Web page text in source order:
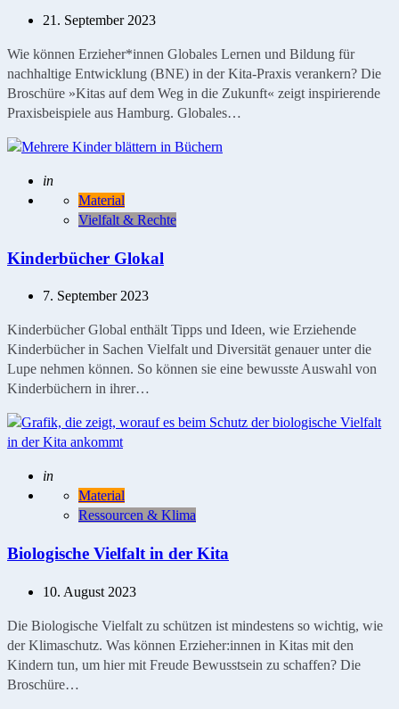
21. September 2023
Wie können Erzieher*innen Globales Lernen und Bildung für
nachhaltige Entwicklung (BNE) in der Kita-Praxis verankern? Die
Broschüre »Kitas auf dem Weg in die Zukunft« zeigt inspirierende
Praxisbeispiele aus Hamburg. Globales…
Geschrieben
in
Material
Vielfalt & Rechte
Kinderbücher Glokal
7. September 2023
Kinderbücher Global enthält Tipps und Ideen, wie Erziehende
Kinderbücher in Sachen Vielfalt und Diversität genauer unter die
Lupe nehmen können. So können sie eine bewusste Auswahl von
Kinderbüchern in ihrer…
Geschrieben
in
Material
Ressourcen & Klima
Biologische Vielfalt in der Kita
10. August 2023
Die Biologische Vielfalt zu schützen ist mindestens so wichtig, wie
der Klimaschutz. Was können Erzieher:innen in Kitas mit den
Kindern tun, um hier mit Freude Bewusstsein zu schaffen? Die
Broschüre…